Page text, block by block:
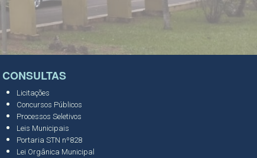
CONSULTAS
Licitações
Concursos Públicos
Processos Seletivos
Leis Municipais
Portaria STN nº828
Lei Orgânica Municipal